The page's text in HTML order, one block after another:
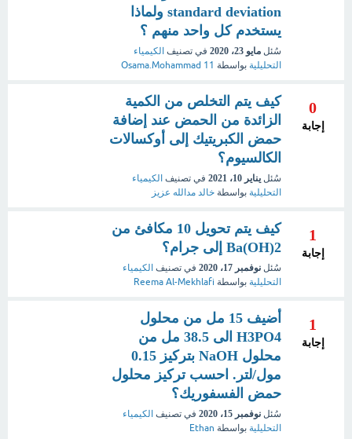
standard deviation ولماذا
يستخدم كل واحد منهم ؟
سُئل مايو 23، 2020 في تصنيف الكيمياء
التحليلية بواسطة Osama.Mohammad 11
0
إجابة
كيف يتم التخلص من الكمية
الزائدة من الحمض عند إضافة
حمض الكبريتيك إلى أوكسالات
الكالسيوم؟
سُئل يناير 10، 2021 في تصنيف الكيمياء
التحليلية بواسطة خالد مدالله عزيز
1
إجابة
كيف يتم تحويل 10 مكافئ من
2(Ba(OH إلى جرام؟
سُئل نوفمبر 17، 2020 في تصنيف الكيمياء
التحليلية بواسطة Reema Al-Mekhlafi
1
إجابة
أضيف 15 مل من محلول
H3PO4 الى 38.5 مل من
محلول NaOH بتركيز 0.15
مول/لتر. احسب تركيز محلول
حمض الفسفوريك؟
سُئل نوفمبر 15، 2020 في تصنيف الكيمياء
التحليلية بواسطة Ethan